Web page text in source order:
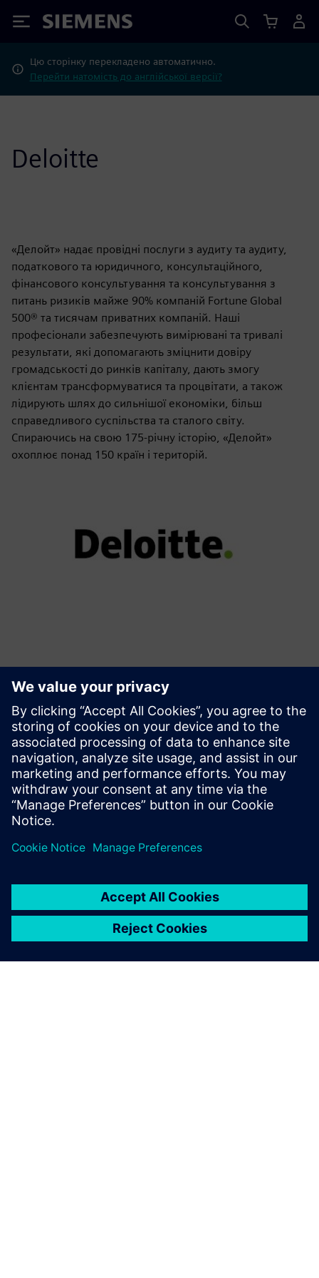
Siemens
Цю сторінку перекладено автоматично.
Перейти натомість до англійської версії?
Deloitte
«Делойт» надає провідні послуги з аудиту та аудиту,
податкового та юридичного, консультаційного,
фінансового консультування та консультування з
питань ризиків майже 90% компаній Fortune Global
500® та тисячам приватних компаній. Наші
професіонали забезпечують вимірювані та тривалі
результати, які допомагають зміцнити довіру
громадськості до ринків капіталу, дають змогу
клієнтам трансформуватися та процвітати, а також
лідирують шлях до сильнішої економіки, більш
справедливого суспільства та сталого світу.
Спираючись на свою 175-річну історію, «Делойт»
охоплює понад 150 країн і територій.
Рух
Service
Послуги, що допомагають замовнику впроваджувати,
інтегрувати, експлуатувати або підтримувати продукти/
рішення Siemens Xcelerator